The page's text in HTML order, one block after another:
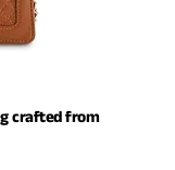
crafted from